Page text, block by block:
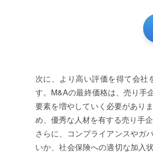
次に、より高い評価を得て会
す。M&Aの最終価格は、売り手
要素を増やしていく必要があり
め、優秀な人材を有する売り手
さらに、コンプライアンスやガ
いか、社会保険への適切な加入